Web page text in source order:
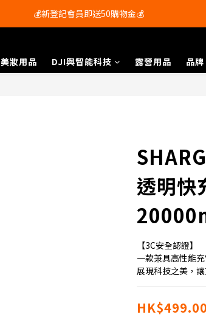
會員尊享購物滿$250即享免運費🚚
會員尊享購物滿$250即享免運費🚚
美妝用品 DJI與智能科技 露營用品 品牌
透明快
【3C安全認證】
一款兼具高性能
展現科技之美，
HK$499.00